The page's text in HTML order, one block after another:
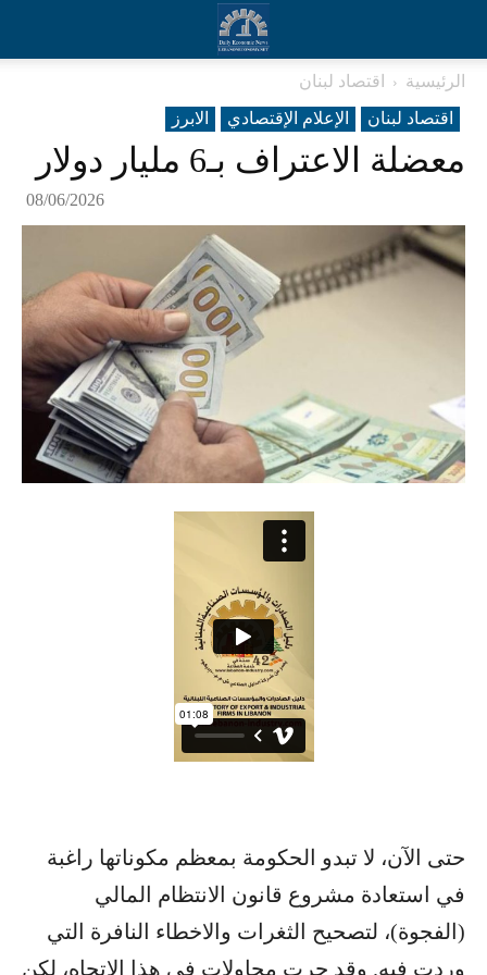
الرئيسية
اقتصاد لبنان
اقتصاد لبنان
الإعلام الإقتصادي الابرز
معضلة الاعتراف بـ6 مليار دولار
08/06/2026
حتى الآن، لا تبدو الحكومة بمعظم مكوناتها راغبة
في استعادة مشروع قانون الانتظام المالي
(الفجوة)، لتصحيح الثغرات والاخطاء النافرة التي
وردت فيه. وقد جرت محاولات في هذا الاتجاه، لكن